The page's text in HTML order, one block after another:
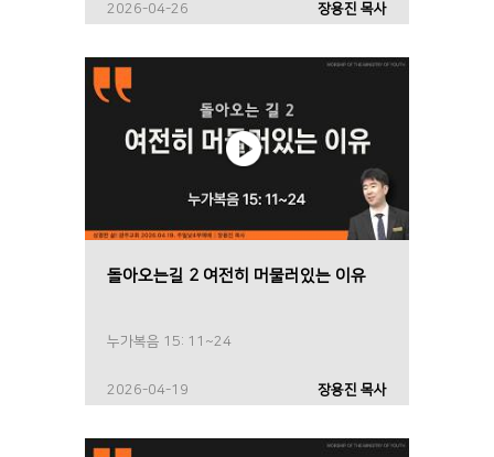
2026-04-26 장용진 목사
돌아오는길 2 여전히 머물러있는 이유
누가복음 15: 11~24
2026-04-19 장용진 목사